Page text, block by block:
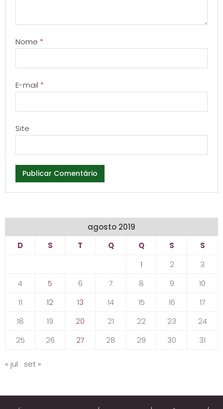
Nome *
E-mail *
Site
agosto 2019
D
S T Q Q S
S
1
2
3
4
5 6 7 8 9
10
11
12 13 14 15 16
17
18
19 20 21 22 23
24
25
26 27 28 29 30 31
« jul set »